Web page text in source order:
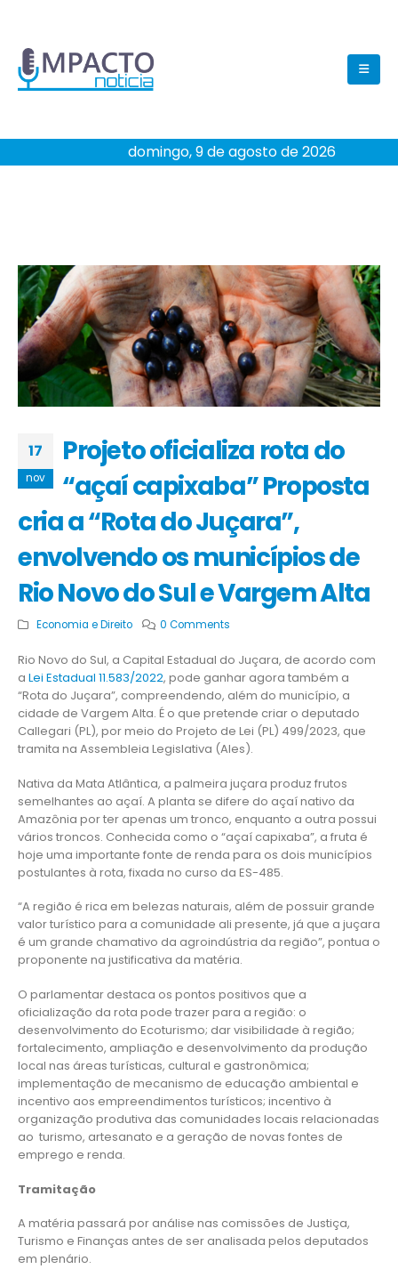
domingo, 9 de agosto de 2026
17
nov
Projeto oficializa rota do
“açaí capixaba” Proposta
cria a “Rota do Juçara”,
envolvendo os municípios de
Rio Novo do Sul e Vargem Alta
Economia e Direito 0 Comments
Rio Novo do Sul, a Capital Estadual do Juçara, de acordo com
a Lei Estadual 11.583/2022, pode ganhar agora também a
“Rota do Juçara”, compreendendo, além do município, a
cidade de Vargem Alta. É o que pretende criar o deputado
Callegari (PL), por meio do Projeto de Lei (PL) 499/2023, que
tramita na Assembleia Legislativa (Ales).
Nativa da Mata Atlântica, a palmeira juçara produz frutos
semelhantes ao açaí. A planta se difere do açaí nativo da
Amazônia por ter apenas um tronco, enquanto a outra possui
vários troncos. Conhecida como o “açaí capixaba”, a fruta é
hoje uma importante fonte de renda para os dois municípios
postulantes à rota, fixada no curso da ES-485.
“A região é rica em belezas naturais, além de possuir grande
valor turístico para a comunidade ali presente, já que a juçara
é um grande chamativo da agroindústria da região”, pontua o
proponente na justificativa da matéria.
O parlamentar destaca os pontos positivos que a
oficialização da rota pode trazer para a região: o
desenvolvimento do Ecoturismo; dar visibilidade à região;
fortalecimento, ampliação e desenvolvimento da produção
local nas áreas turísticas, cultural e gastronômica;
implementação de mecanismo de educação ambiental e
incentivo aos empreendimentos turísticos; incentivo à
organização produtiva das comunidades locais relacionadas
ao turismo, artesanato e a geração de novas fontes de
emprego e renda.
Tramitação
A matéria passará por análise nas comissões de Justiça,
Turismo e Finanças antes de ser analisada pelos deputados
em plenário.